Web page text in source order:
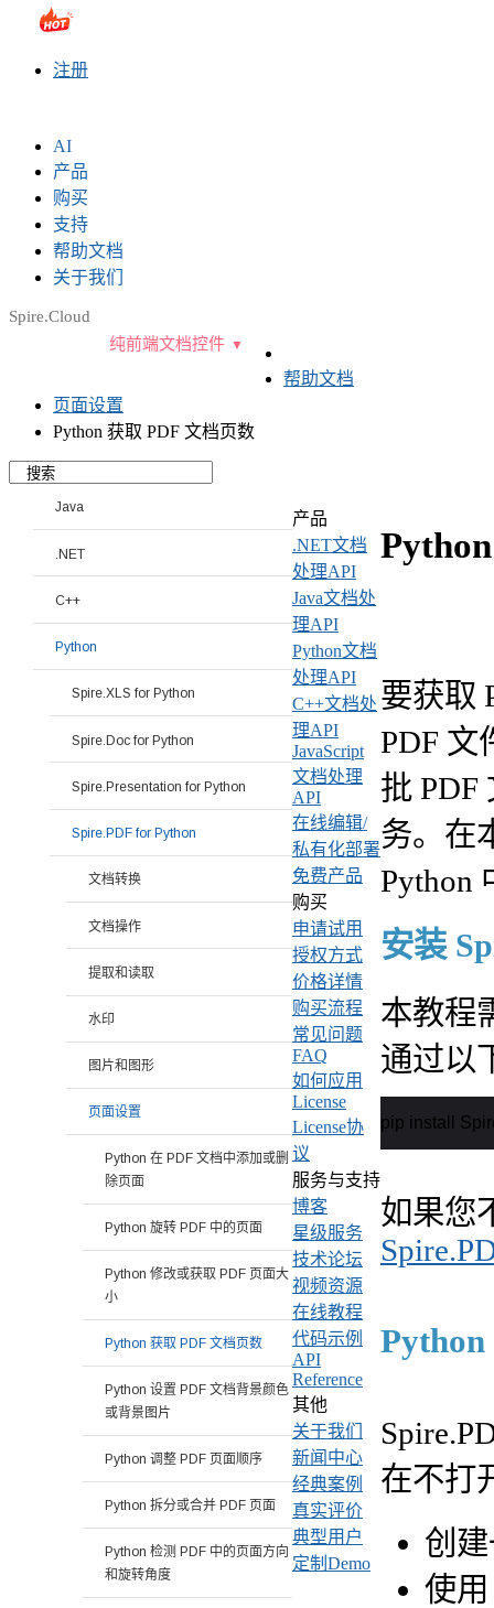
sales@e-iceblue.com
注册
AI
产品
购买
支持
帮助文档
关于我们
Spire.Cloud
纯前端文档控件
帮助文档
页面设置
Python 获取 PDF 文档页数
要获取
PDF 文
批 PDF
务。在
Python
安装
本教程
通过以
pip install
如果您
在不打
创
使
Java
.NET
C++
Python
Spire.XLS for Python
Spire.Doc for Python
Spire.Presentation for Python
Spire.PDF for Python
文档转换
文档操作
提取和读取
水印
图片和图形
页面设置
Python 在 PDF 文档中添加或删
除页面
Python 旋转 PDF 中的页面
Python 修改或获取 PDF 页面大
小
Python 获取 PDF 文档页数
Python 设置 PDF 文档背景颜色
或背景图片
Python 调整 PDF 页面顺序
Python 拆分或合并 PDF 页面
Python 检测 PDF 中的页面方向
和旋转角度
产品
.NET文档
处理API
Java文档处
理API
Python文档
处理API
C++文档处
理API
JavaScript
文档处理
API
在线编辑/
私有化部署
免费产品
购买
申请试用
授权方式
价格详情
购买流程
常见问题
FAQ
如何应用
License
License协
议
服务与支持
博客
星级服务
技术论坛
视频资源
在线教程
代码示例
API
Reference
其他
关于我们
新闻中心
经典案例
真实评价
典型用户
定制Demo